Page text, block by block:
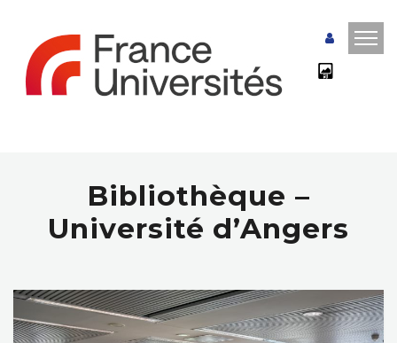
Bibliothèque –
Université d’Angers